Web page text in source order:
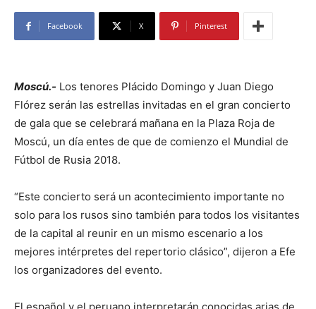
Facebook X Pinterest
Moscú.- Los tenores Plácido Domingo y Juan Diego
Flórez serán las estrellas invitadas en el gran concierto
de gala que se celebrará mañana en la Plaza Roja de
Moscú, un día entes de que de comienzo el Mundial de
Fútbol de Rusia 2018.
“Este concierto será un acontecimiento importante no
solo para los rusos sino también para todos los visitantes
de la capital al reunir en un mismo escenario a los
mejores intérpretes del repertorio clásico”, dijeron a Efe
los organizadores del evento.